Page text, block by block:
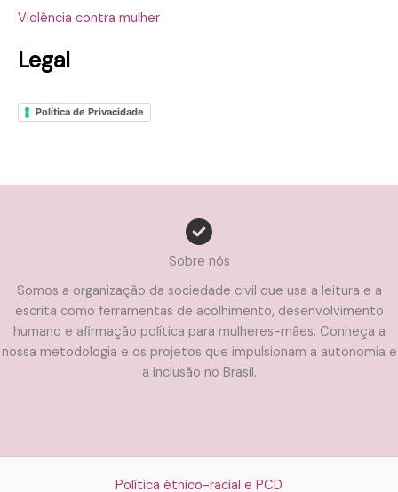
Violência contra mulher
Legal
Política de Privacidade
Sobre nós
Somos a organização da sociedade civil que usa a leitura e a
escrita como ferramentas de acolhimento, desenvolvimento
humano e afirmação política para mulheres-mães. Conheça a
nossa metodologia e os projetos que impulsionam a autonomia e
a inclusão no Brasil.
Política étnico-racial e PCD